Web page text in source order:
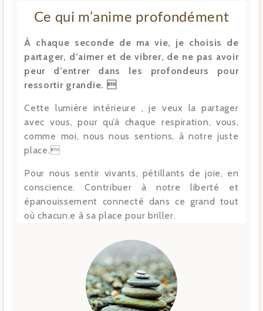
Ce qui m’anime profondément
À chaque seconde de ma vie, je choisis de
partager, d’aimer et de vibrer, de ne pas avoir
peur d’entrer dans les profondeurs pour
ressortir grandie. 
Cette lumière intérieure , je veux la partager
avec vous, pour qu’à chaque respiration, vous,
comme moi, nous nous sentions, à notre juste
place.
Pour nous sentir vivants, pétillants de joie, en
conscience. Contribuer à notre liberté et
épanouissement connecté dans ce grand tout
où chacun.e à sa place pour briller.